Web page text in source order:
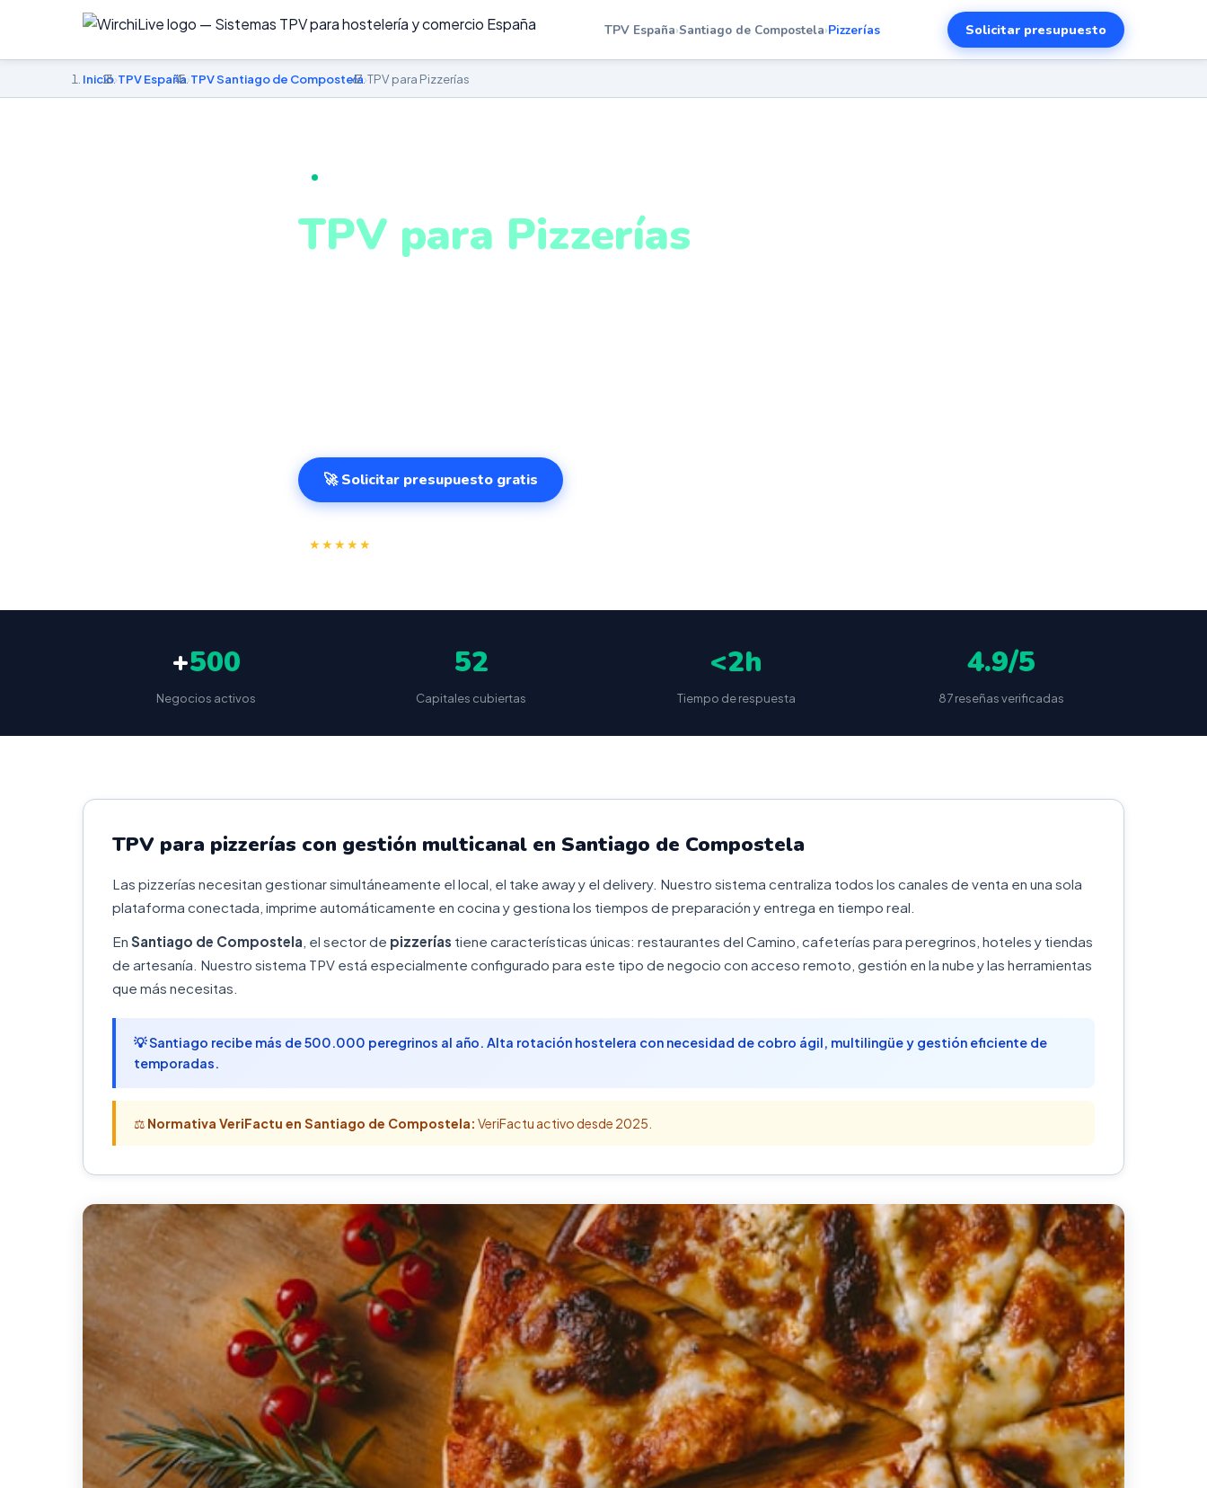
TPV España›Santiago de Compostela›Pizzerías Solicitar presupuesto
Inicio›TPV España›TPV Santiago de Compostela›TPV para Pizzerías
TPV para Pizzerías
🚀 Solicitar presupuesto gratis
★★★★★
+500
Negocios activos
52
Capitales cubiertas
<2h
Tiempo de respuesta
4.9/5
87 reseñas verificadas
TPV para pizzerías con gestión multicanal en Santiago de Compostela
Las pizzerías necesitan gestionar simultáneamente el local, el take away y el delivery. Nuestro sistema centraliza todos los canales de venta en una sola
plataforma conectada, imprime automáticamente en cocina y gestiona los tiempos de preparación y entrega en tiempo real.
En Santiago de Compostela , el sector de pizzerías tiene características únicas: restaurantes del Camino, cafeterías para peregrinos, hoteles y tiendas
de artesanía. Nuestro sistema TPV está especialmente configurado para este tipo de negocio con acceso remoto, gestión en la nube y las herramientas
que más necesitas.
💡 Santiago recibe más de 500.000 peregrinos al año. Alta rotación hostelera con necesidad de cobro ágil, multilingüe y gestión eficiente de
temporadas.
⚖️ Normativa VeriFactu en Santiago de Compostela: VeriFactu activo desde 2025.